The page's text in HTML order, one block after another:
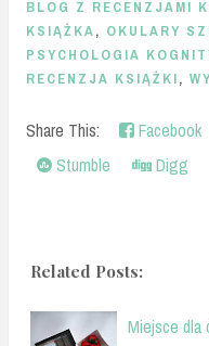
BLOG Z RECENZJAMI
KSIĄŻKA, OKULARY
PSYCHOLOGIA
RECENZJA KSIĄŻKI,
Share This: Facebook
Stumble
Digg
Related Posts:
Miejsce dla